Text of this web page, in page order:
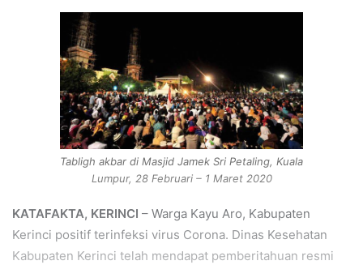
Tabligh akbar di Masjid Jamek Sri Petaling, Kuala
Lumpur, 28 Februari – 1 Maret 2020
KATAFAKTA, KERINCI – Warga Kayu Aro, Kabupaten
Kerinci positif terinfeksi virus Corona. Dinas Kesehatan
Kabupaten Kerinci telah mendapat pemberitahuan resmi